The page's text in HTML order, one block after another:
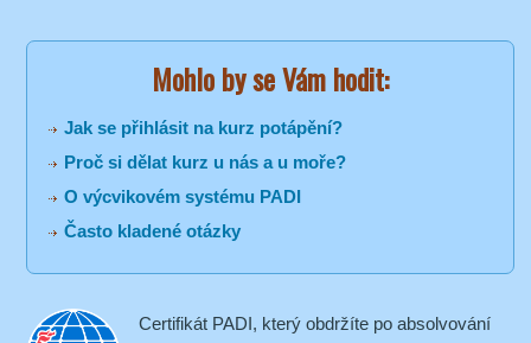
Mohlo by se Vám hodit:
Jak se přihlásit na kurz potápění?
Proč si dělat kurz u nás a u moře?
O výcvikovém systému PADI
Často kladené otázky
Certifikát PADI, který obdržíte po absolvování